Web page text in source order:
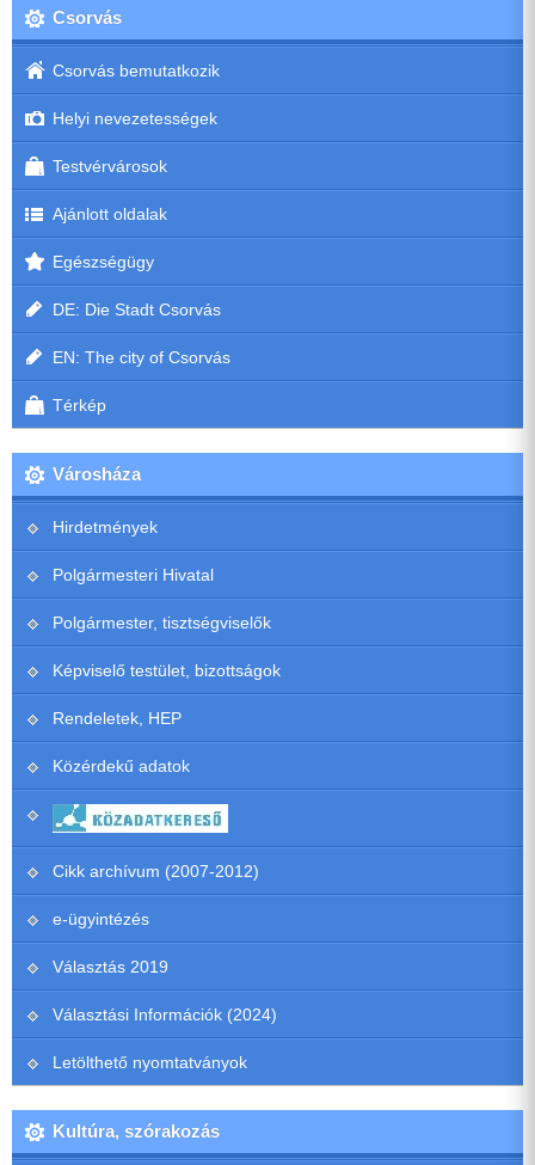
Csorvás
Csorvás bemutatkozik
Helyi nevezetességek
Testvérvárosok
Ajánlott oldalak
Egészségügy
DE: Die Stadt Csorvás
EN: The city of Csorvás
Térkép
Városháza
Hirdetmények
Polgármesteri Hivatal
Polgármester, tisztségviselők
Képviselő testület, bizottságok
Rendeletek, HEP
Közérdekű adatok
Cikk archívum (2007-2012)
e-ügyintézés
Választás 2019
Választási Információk (2024)
Letölthető nyomtatványok
Kultúra, szórakozás